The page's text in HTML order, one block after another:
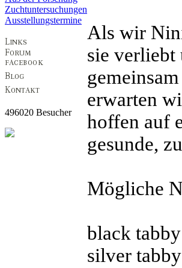
Zuchtuntersuchungen
Ausstellungstermine
496020 Besucher
Als wir
sie verliebt
erwarten
hoffen auf
gesunde,
Mögliche
black
silver